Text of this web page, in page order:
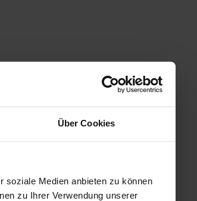
Über Cookies
soziale Medien anbieten zu können
zu Ihrer Verwendung unserer